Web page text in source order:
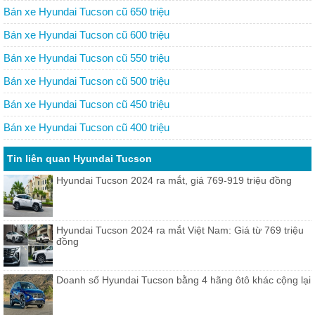
Bán xe Hyundai Tucson cũ 650 triệu
Bán xe Hyundai Tucson cũ 600 triệu
Bán xe Hyundai Tucson cũ 550 triệu
Bán xe Hyundai Tucson cũ 500 triệu
Bán xe Hyundai Tucson cũ 450 triệu
Bán xe Hyundai Tucson cũ 400 triệu
Tin liên quan Hyundai Tucson
Hyundai Tucson 2024 ra mắt, giá 769-919 triệu đồng
Hyundai Tucson 2024 ra mắt Việt Nam: Giá từ 769 triệu
đồng
Doanh số Hyundai Tucson bằng 4 hãng ôtô khác cộng lại